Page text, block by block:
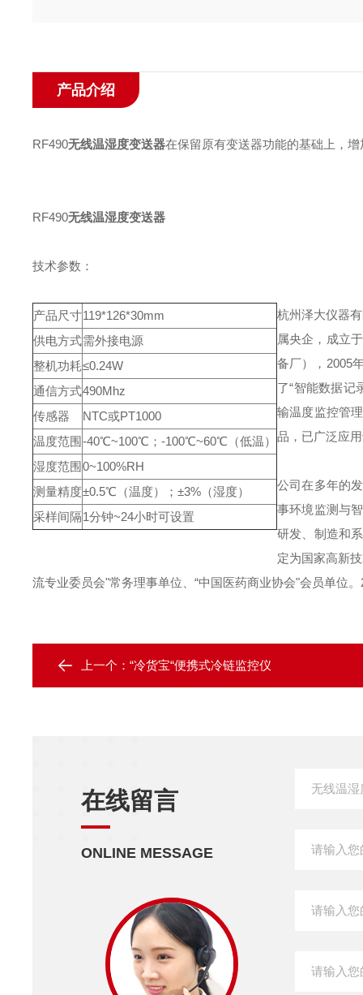
产品介绍
RF490无线温湿度变送器在保留原有变送器功能的基础上，
RF490无线温湿度变送器
技术参数：
产品尺寸119*126*30mm
供电方式需外接电源
整机功耗≤0.24W
通信方式490Mhz
传感器
NTC或PT1000
温度范围 -40℃~100℃；-100℃~60℃（低温）
湿度范围 0~100%RH
测量精度±0.5℃（温度）；±3%（湿度）
采样间隔1分钟~24小时可设置
杭州泽大仪器
属央企，成立
备厂），2005
了“智能数据记
输温度监控管
品，已广泛应
公司在多年的
事环境监测与
研发、制造和
定为国家高新
流专业委员会"常务理事单位、“中国医药商业协会"会员单位
上一个： “冷货宝“便携式冷链监控仪
在线留言
ONLINE MESSAGE